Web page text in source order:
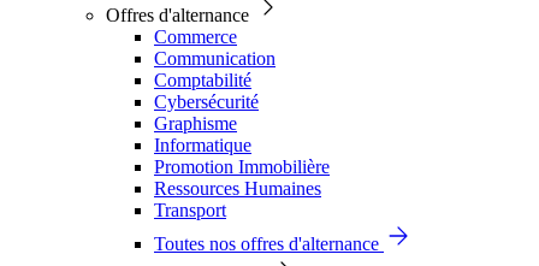
Offres d'alternance
Commerce
Communication
Comptabilité
Cybersécurité
Graphisme
Informatique
Promotion Immobilière
Ressources Humaines
Transport
Toutes nos offres d'alternance